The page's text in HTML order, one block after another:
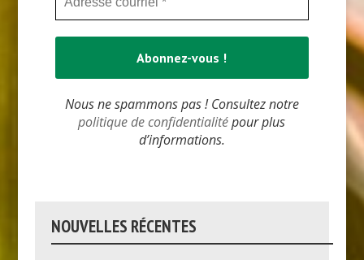
Nous ne spammons pas ! Consultez notre
politique de confidentialitépour plus
d’informations.
NOUVELLES RÉCENTES